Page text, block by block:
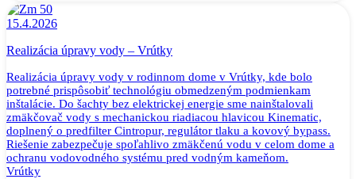
15.4.2026
Realizácia úpravy vody – Vrútky
Realizácia úpravy vody v rodinnom dome v Vrútky, kde bolo
potrebné prispôsobiť technológiu obmedzeným podmienkam
inštalácie. Do šachty bez elektrickej energie sme nainštalovali
zmäkčovač vody s mechanickou riadiacou hlavicou Kinematic,
doplnený o predfilter Cintropur, regulátor tlaku a kovový bypass.
Riešenie zabezpečuje spoľahlivo zmäkčenú vodu v celom dome a
ochranu vodovodného systému pred vodným kameňom.
Vrútky